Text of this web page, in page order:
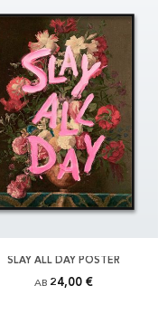
SLAY ALL DAY POSTER
AB 24,00 €